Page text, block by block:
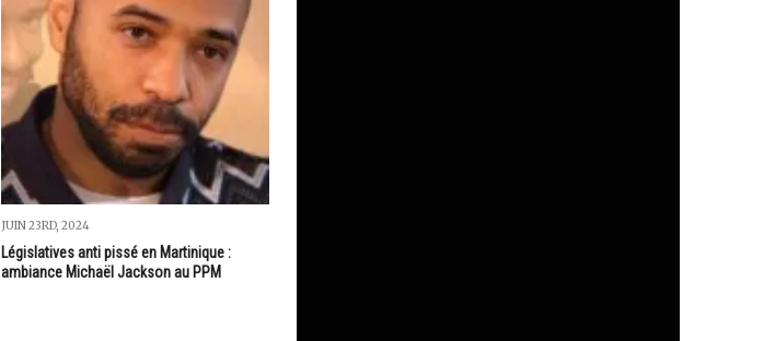
JUIN 23RD, 2024
Législatives anti pissé en Martinique :
ambiance Michaël Jackson au PPM